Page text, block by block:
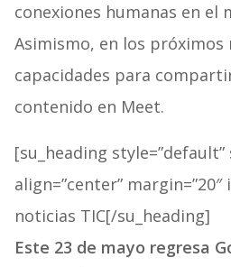
conexiones humanas en el
Asimismo, en los próximos
capacidades para
contenido en Meet.
[su_heading style=”default”
align=”center” margin=”20″
noticias TIC[/su_heading]
Este 23 de mayo regresa